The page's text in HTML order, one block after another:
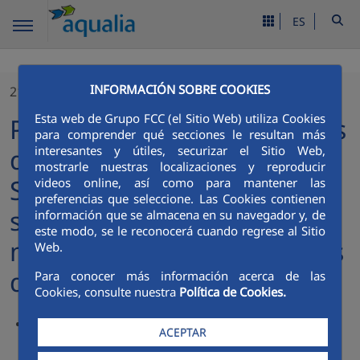
INFORMACIÓN SOBRE COOKIES
Esta web de Grupo FCC (el Sitio Web) utiliza Cookies
para comprender qué secciones le resultan más
interesantes y útiles, securizar el Sitio Web,
mostrarle nuestras localizaciones y reproducir
videos online, así como para mantener las
preferencias que seleccione. Las Cookies contienen
información que se almacena en su navegador y, de
este modo, se le reconocerá cuando regrese al Sitio
Web.
Para conocer más información acerca de las
Cookies, consulte nuestra Política de Cookies.
ACEPTAR
ES
21/10/2024
Proyecto MIG atiende a más
de 12 mil hogares en Cabo
San Lucas mediante la
sustitución gratuita de
medidores de agua y tomas
domiciliarias
El Proyecto MIG ha beneficiado a más de 51 mil 600
usuarios de forma indirecta en las colonias de Cabo San
Lucas: Cangrejos, Centro, Ejidal, Miramar y Venados.